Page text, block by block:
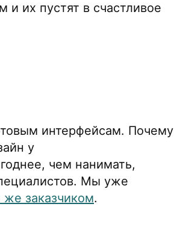
и их пустят в счастливое
интерфейсам. Почему
у
чем нанимать,
Мы уже
же заказчиком.